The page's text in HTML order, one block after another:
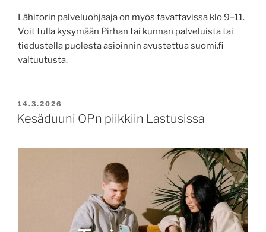
Lähitorin palveluohjaaja on myös tavattavissa klo 9–11.
Voit tulla kysymään Pirhan tai kunnan palveluista tai
tiedustella puolesta asioinnin avustettua suomi.fi
valtuutusta.
JULKAISTU
14.3.2026
Kesäduuni OPn piikkiin Lastusissa